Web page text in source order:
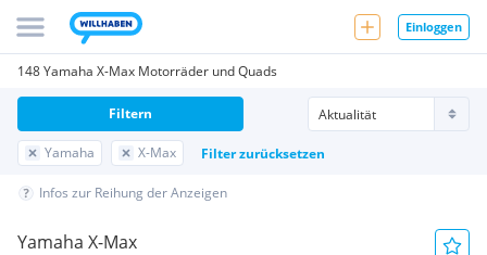
Einloggen
148 Yamaha X-Max Motorräder und Quads
Yamaha X-Max Filter zurücksetzen
Filtern
Infos zur Reihung der Anzeigen
Yamaha X-Max